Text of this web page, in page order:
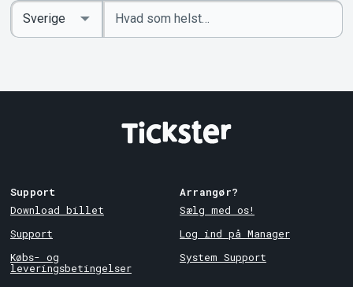
Indtast
søgeord
Select
Country
Support
Download billet
Support
Købs- og
leveringsbetingelser
Arrangør?
Sælg med os!
Log ind på Manager
System Support